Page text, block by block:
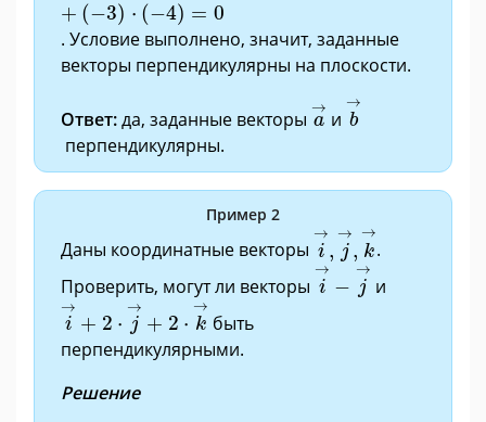
+ (−3) ⋅ (−4) = 0
. Условие выполнено, значит, заданные
векторы перпендикулярны на плоскости.
Ответ:да, заданные векторы
→
a
a→
и
→
b
b→
перпендикулярны.
Пример 2
Даны координатные векторы
→
i ,
→
j ,
→
k
i→,j→,
.
Проверить, могут ли векторы
→
i −
→
j
i→−j→
и
→
i + 2 ⋅
→
j + 2 ⋅
→
k
i→+2·j→+2·k→
быть
перпендикулярными.
Решение